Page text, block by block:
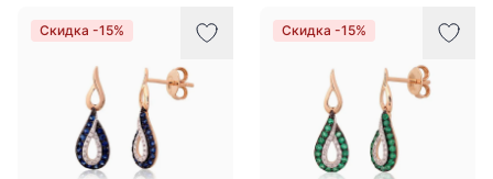
Скидка -15% Скидка -15%